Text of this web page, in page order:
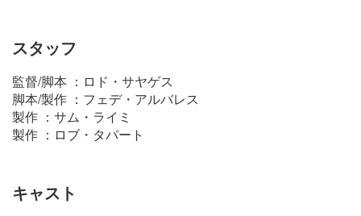
スタッフ
監督/脚本 ：ロド・サヤゲス
脚本/製作 ：フェデ・アルバレス
製作 ：サム・ライミ
製作 ：ロブ・タパート
キャスト